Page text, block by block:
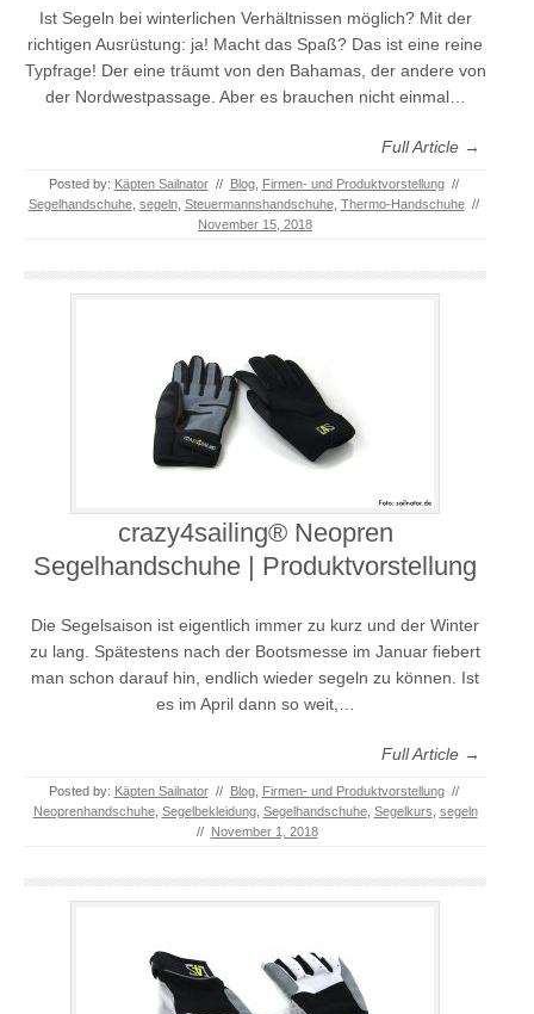
Ist Segeln bei winterlichen Verhältnissen möglich? Mit der
richtigen Ausrüstung: ja! Macht das Spaß? Das ist eine reine
Typfrage! Der eine träumt von den Bahamas, der andere von
der Nordwestpassage. Aber es brauchen nicht einmal…
Full Article →
Posted by: Käpten Sailnator // Blog, Firmen- und Produktvorstellung //
Segelhandschuhe, segeln, Steuermannshandschuhe, Thermo-Handschuhe //
November 15, 2018
crazy4sailing® Neopren
Segelhandschuhe | Produktvorstellung
Die Segelsaison ist eigentlich immer zu kurz und der Winter
zu lang. Spätestens nach der Bootsmesse im Januar fiebert
man schon darauf hin, endlich wieder segeln zu können. Ist
es im April dann so weit,…
Full Article →
Posted by: Käpten Sailnator // Blog, Firmen- und Produktvorstellung //
Neoprenhandschuhe, Segelbekleidung, Segelhandschuhe, Segelkurs segeln
//
November 1, 2018